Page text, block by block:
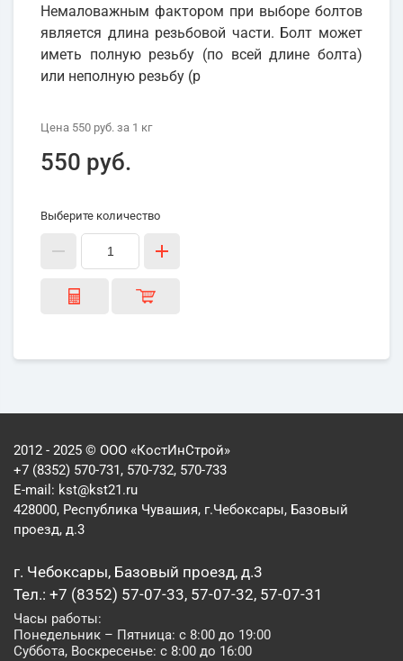
Немаловажным фактором при выборе болтов
является длина резьбовой части. Болт может
иметь полную резьбу (по всей длине болта)
или неполную резьбу (р
Цена 550 руб. за 1 кг
550 руб.
Выберите количество
2012 - 2025 © ООО «КостИнСтрой»
+7 (8352) 570-731, 570-732, 570-733
E-mail: kst@kst21.ru
428000, Республика Чувашия, г.Чебоксары, Базовый
проезд, д.3
г. Чебоксары, Базовый проезд, д.3
Тел.: +7 (8352) 57-07-33, 57-07-32, 57-07-31
Часы работы:
Понедельник – Пятница: с 8:00 до 19:00
Суббота, Воскресенье: с 8:00 до 16:00